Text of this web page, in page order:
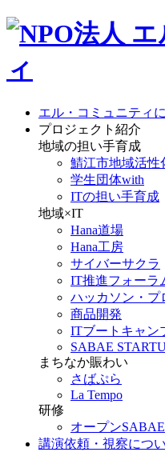
エル・コミュニティ
プロジェクト紹介
地域の担い手育成
鯖江市地域活性
学生団体with
ITの担い手育成
地域×IT
Hana道場
Hana工房
サイバーサクラ
IT推進フォーラ
ハッカソン・プ
商品開発
ITブートキャン
SABAE
まちなか賑わい
さばぷら
La Tempo
研修
オープンSABAE
講演依頼・視察につ